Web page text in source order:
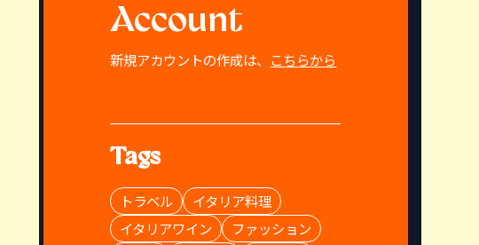
Account
新規アカウントの作成は、 こちらから
Tags
トラベル
イタリア料理
イタリアワイン
ファッション